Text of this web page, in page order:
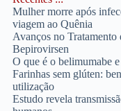
Mulher morre após
viagem ao Quênia
Avanços no
Bepirovirsen
O que é o belimumabe
Farinhas sem glúten:
utilização
Estudo revela